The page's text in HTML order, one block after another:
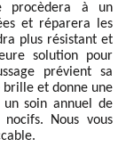
procèdera à un
et réparera les
plus résistant et
solution pour
prévient sa
et donne une
soin annuel de
Nous vous